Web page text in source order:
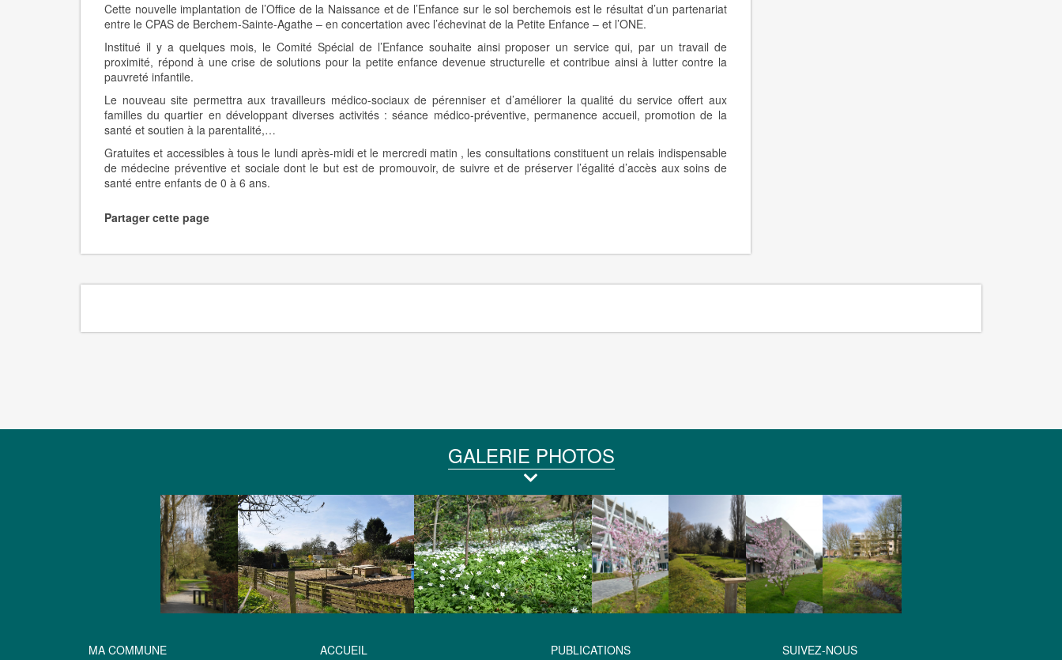
Cette nouvelle implantation de l’Office de la Naissance et de l’Enfance sur le sol berchemois est le résultat d’un partenariat
entre le CPAS de Berchem-Sainte-Agathe – en concertation avec l’échevinat de la Petite Enfance – et l’ONE.
Institué il y a quelques mois, le Comité Spécial de l’Enfance souhaite ainsi proposer un service qui, par un travail de
proximité, répond à une crise de solutions pour la petite enfance devenue structurelle et contribue ainsi à lutter contre la
pauvreté infantile.
Le nouveau site permettra aux travailleurs médico-sociaux de pérenniser et d’améliorer la qualité du service offert aux
familles du quartier en développant diverses activités : séance médico-préventive, permanence accueil, promotion de la
santé et soutien à la parentalité,…
Gratuites et accessibles à tous le lundi après-midi et le mercredi matin , les consultations constituent un relais indispensable
de médecine préventive et sociale dont le but est de promouvoir, de suivre et de préserver l’égalité d’accès aux soins de
santé entre enfants de 0 à 6 ans.
Partager cette page
GALERIE PHOTOS
MA COMMUNE ACCUEIL PUBLICATIONS SUIVEZ-NOUS